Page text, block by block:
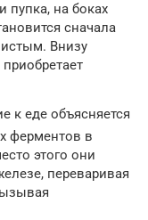
на боках
сначала
Внизу
к еде объясняется
ферментов в
этого они
переваривая